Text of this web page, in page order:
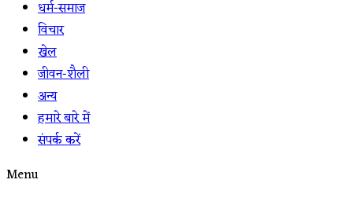
धर्म-समाज
विचार
खेल
जीवन-शैली
अन्य
हमारे बारे में
संपर्क करें
Menu